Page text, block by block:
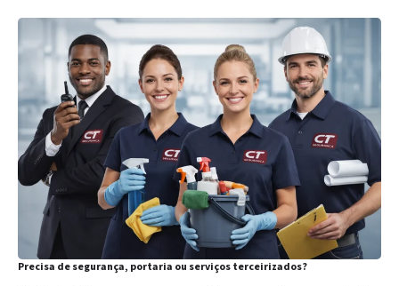
Precisa de segurança, portaria ou serviços terceirizados?